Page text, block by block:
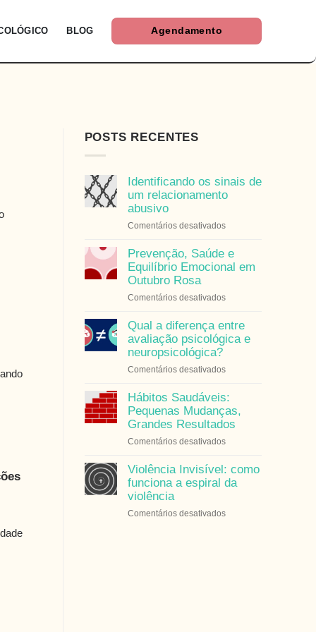
BLOG Agendamento
POSTS RECENTES
Identificando os sinais de
um relacionamento
abusivo
Comentários desativadosem
os
sinais
relacionamento
Prevenção, Saúde e
Equilíbrio Emocional em
Outubro Rosa
Comentários desativadosem
Saúde
e
em
Rosa
Qual a diferença entre
avaliação psicológica e
neuropsicológica?
Comentários desativadosem
a
diferença
psicológica
neuropsicológica?
Hábitos Saudáveis:
Pequenas Mudanças,
Grandes Resultados
Comentários desativadosem
Saudáveis:
Pequenas
Resultados
Violência Invisível: como
funciona a espiral da
violência
Comentários desativadosem